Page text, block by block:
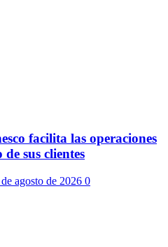
facilita las operaciones
sus clientes
agosto de 2026 0